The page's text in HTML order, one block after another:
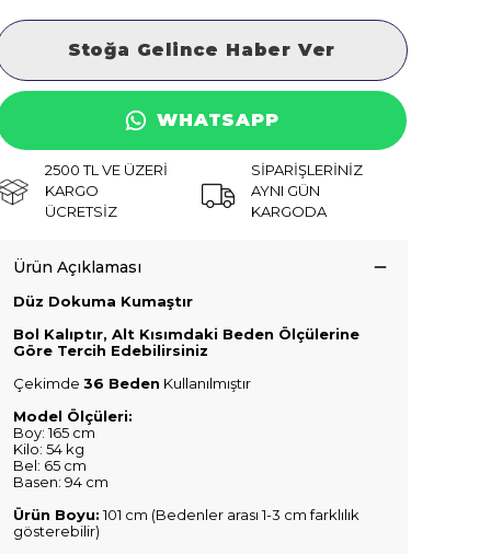
Stoğa Gelince Haber Ver
WHATSAPP
2500 TL VE ÜZERİ
KARGO
ÜCRETSİZ
SİPARİŞLERİNİZ
AYNI GÜN
KARGODA
Ürün Açıklaması
Düz Dokuma Kumaştır
Bol Kalıptır, Alt Kısımdaki Beden Ölçülerine
Göre Tercih Edebilirsiniz
Çekimde 36 Beden Kullanılmıştır
Model Ölçüleri:
Boy: 165 cm
Kilo: 54 kg
Bel: 65 cm
Basen: 94 cm
Ürün Boyu:101 cm (Bedenler arası 1-3 cm farklılık
gösterebilir)